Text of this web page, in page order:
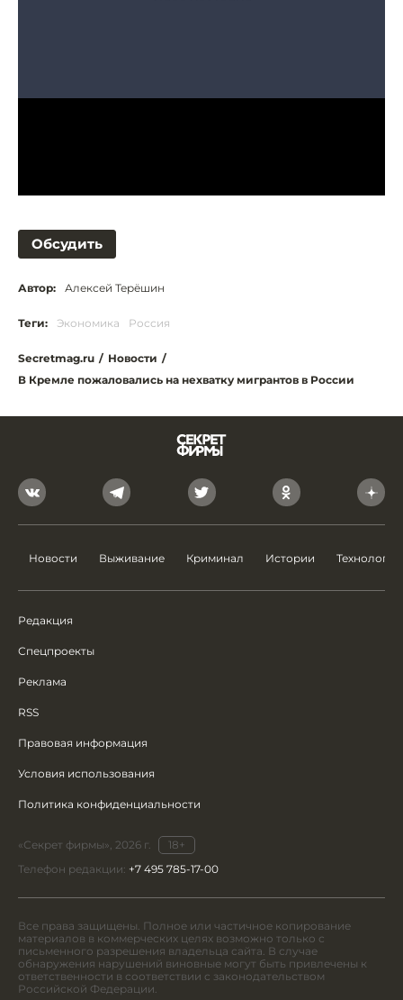
Обсудить
Автор: Алексей Терёшин
Теги: Экономика Россия
Secretmag.ru / Новости /
В Кремле пожаловались на нехватку мигрантов в России
Новости Выживание Криминал Истории Технологии
Редакция
Спецпроекты
Реклама
RSS
Правовая информация
Условия использования
Политика конфиденциальности
«Секрет фирмы», 2026 г.
18+
Телефон редакции: +7 495 785-17-00
Все права защищены. Полное или частичное копирование
материалов в коммерческих целях возможно только с
письменного разрешения владельца сайта. В случае
обнаружения нарушений виновные могут быть привлечены к
ответственности в соответствии с законодательством
Российской Федерации.